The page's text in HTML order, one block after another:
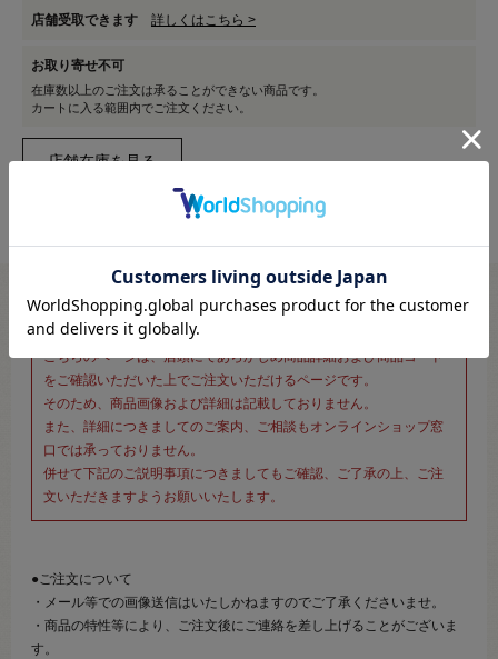
店舗受取できます 詳しくはこちら >
お取り寄せ不可
在庫数以上のご注文は承ることができない商品です。
カートに入る範囲内でご注文ください。
※新宿オカダヤ本店お取り扱い商品のご注文専用ページです※
こちらのページは、店頭にてあらかじめ商品詳細および商品コード
をご確認いただいた上でご注文いただけるページです。
そのため、商品画像および詳細は記載しておりません。
また、詳細につきましてのご案内、ご相談もオンラインショップ窓
口では承っておりません。
併せて下記のご説明事項につきましてもご確認、ご了承の上、ご注
文いただきますようお願いいたします。
●ご注文について
・メール等での画像送信はいたしかねますのでご了承くださいませ。
・商品の特性等により、ご注文後にご連絡を差し上げることがございま
す。